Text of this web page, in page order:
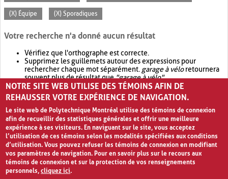
(X) Équipe (X) Sporadiques
Votre recherche n'a donné aucun résultat
Vérifiez que l'orthographe est correcte.
Supprimez les guillemets autour des expressions pour
rechercher chaque mot séparément. garage à véloretournera
souvent plus de résultat que"garage à vélo".
Envisagez d'élargir votre recherche avec OR.garage OR vélo
retournera souvent plus de résultat quegarage à vélo
NOTRE SITE WEB UTILISE DES TÉMOINS AFIN DE
REHAUSSER VOTRE EXPÉRIENCE DE NAVIGATION.
Le site web de Polytechnique Montréal utilise des témoins de connexion
afin de recueillir des statistiques générales et offrir une meilleure
expérience à ses visiteurs. En naviguant sur le site, vous acceptez
l’utilisation de ces témoins selon les modalités spécifiées aux conditions
d’utilisation. Vous pouvez refuser les témoins de connexion en modifiant
vos paramètres de navigation. Pour en savoir plus sur le recours aux
témoins de connexion et sur la protection de vos renseignements
personnels,cliquez ici.